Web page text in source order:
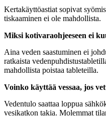
Kertakäyttöastiat sopivat
tiskaaminen ei ole mahdollista.
Miksi kotivaraohjeeseen ei
Aina veden saastuminen ei
ratkaista
mahdollista poistaa tableteilla.
Voinko käyttää vessaa, jos
Vedentulo saattaa loppua
vesikatkon takia. Molemmat